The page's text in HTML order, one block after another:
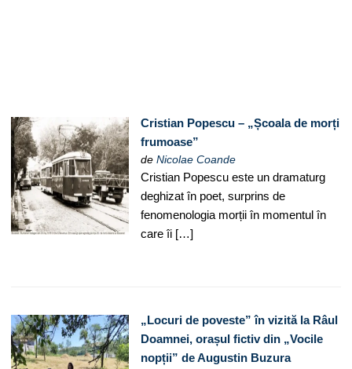
Cristian Popescu – „Școala de morți
frumoase”
deNicolae Coande
Cristian Popescu este un dramaturg
deghizat în poet, surprins de
fenomenologia morții în momentul în
care îi […]
„Locuri de poveste” în vizită la Râul
Doamnei, orașul fictiv din „Vocile
nopții” de Augustin Buzura